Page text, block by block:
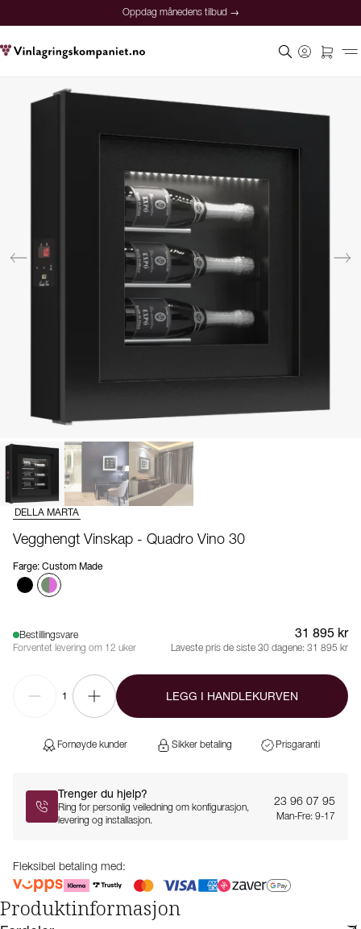
Oppdag månedens tilbud →
DELLA MARTA
Vegghengt Vinskap - Quadro Vino 30
Farge: Custom Made
Bestillingsvare
Forventet levering om 12 uker
31 895 kr
Laveste pris de siste 30 dagene: 31 895 kr
1 LEGG I HANDLEKURVEN
Fornøyde kunder Sikker betaling Prisgaranti
Trenger du hjelp?
Ring for personlig veiledning om konfigurasjon,
levering og installasjon.
23 96 07 95
Man-Fre: 9-17
Fleksibel betaling med:
Produktinformasjon